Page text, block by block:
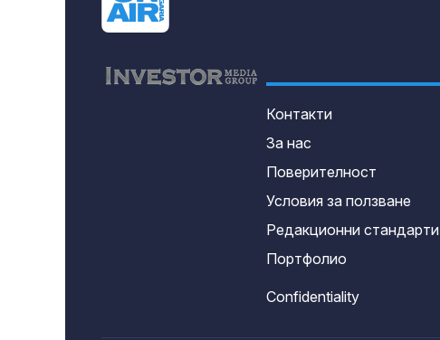
Контакти
За нас
Поверителност
Условия за ползване
Редакционни стандарти
Портфолио
Confidentiality